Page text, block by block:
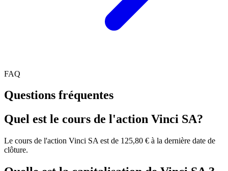
FAQ
Questions fréquentes
Quel est le cours de l'action Vinci SA?
Le cours de l'action Vinci SA est de 125,80 € à la dernière date de
clôture.